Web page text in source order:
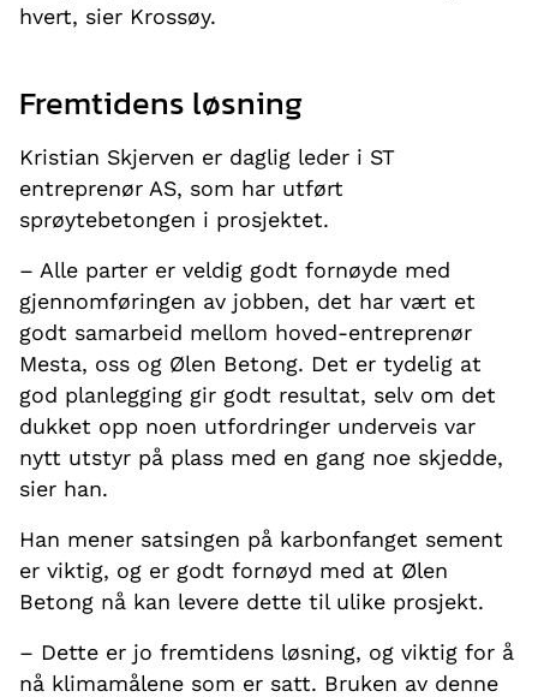
hvert, sier Krossøy.
Fremtidens løsning
Kristian Skjerven er daglig leder i ST
entreprenør AS, som har utført
sprøytebetongen i prosjektet.
– Alle parter er veldig godt fornøyde med
gjennomføringen av jobben, det har vært et
godt samarbeid mellom hoved-entreprenør
Mesta, oss og Ølen Betong. Det er tydelig at
god planlegging gir godt resultat, selv om det
dukket opp noen utfordringer underveis var
nytt utstyr på plass med en gang noe skjedde,
sier han.
Han mener satsingen på karbonfanget sement
er viktig, og er godt fornøyd med at Ølen
Betong nå kan levere dette til ulike prosjekt.
– Dette er jo fremtidens løsning, og viktig for å
nå klimamålene som er satt. Bruken av denne